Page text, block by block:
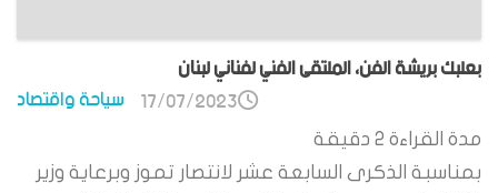
بعلبك بريشة الفن، الملتقى الفني لفناني لبنان
سياحة واقتصاد 17/07/2023
مدة القراءة 2 دقيقة
بمناسبة الذكرى السابعة عشر لانتصار تموز وبرعاية وزير